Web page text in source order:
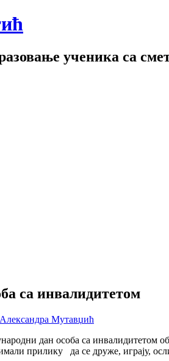
ученика са
са инвалидитетом
Александра Мутавџић
дан особа са инвалидитетом
прилику да се друже, играју,